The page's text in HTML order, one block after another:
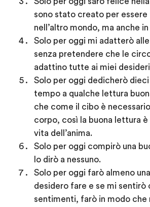
sono stato creato per
nell’altro mondo, ma anche
Solo per oggi mi adatterò
senza pretendere che le
adattino tutte ai miei
Solo per oggi dedicherò
tempo a qualche lettura
che come il cibo è
corpo, così la buona lettura è
vita dell’anima.
Solo per oggi compirò una
lo dirò a nessuno.
Solo per oggi farò almeno
desidero fare e se mi sentirò
sentimenti, farò in modo che